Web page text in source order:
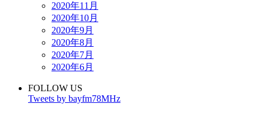
2020年11月
2020年10月
2020年9月
2020年8月
2020年7月
2020年6月
FOLLOW US
Tweets by bayfm78MHz